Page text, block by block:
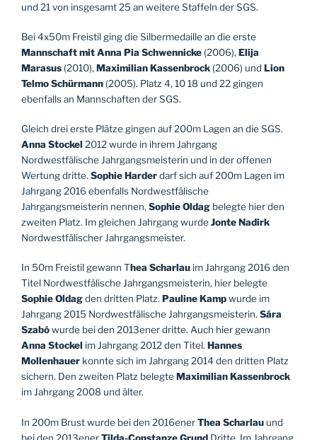
und 21 von insgesamt 25 an weitere Staffeln der SGS.
Bei 4x50m Freistil ging die Silbermedaille an die erste
Mannschaft mit Anna Pia Schwennicke (2006), Elija
Marasus (2010), Maximilian Kassenbrock (2006) und Lion
Telmo Schürmann (2005). Platz 4, 10 18 und 22 gingen
ebenfalls an Mannschaften der SGS.
Gleich drei erste Plätze gingen auf 200m Lagen an die SGS.
Anna Stockel 2012 wurde in ihrem Jahrgang
Nordwestfälische Jahrgangsmeisterin und in der offenen
Wertung dritte. Sophie Harderdarf sich auf 200m Lagen im
Jahrgang 2016 ebenfalls Nordwestfälische
Jahrgangsmeisterin nennen,Sophie Oldag belegte hier den
zweiten Platz. Im gleichen Jahrgang wurdeJonte Nadirk
Nordwestfälischer Jahrgangsmeister.
In 50m Freistil gewann Thea Scharlau im Jahrgang 2016 den
Titel Nordwestfälische Jahrgangsmeisterin, hier belegte
Sophie Oldagden dritten Platz. Pauline Kampwurde im
Jahrgang 2015 Nordwestfälische Jahrgangsmeisterin. Sára
Szabówurde bei den 2013ener dritte. Auch hier gewann
Anna Stockel im Jahrgang 2012 den Titel. Hannes
Mollenhauer konnte sich im Jahrgang 2014 den dritten Platz
sichern. Den zweiten Platz belegteMaximilian Kassenbrock
im Jahrgang 2008 und älter.
In 200m Brust wurde bei den 2016enerThea Scharlau und
bei den 2013enerTilda-Constanze Grund Dritte. Im Jahrgang